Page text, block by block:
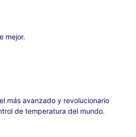
mejor.
más avanzado y revolucionario
de temperatura del mundo.